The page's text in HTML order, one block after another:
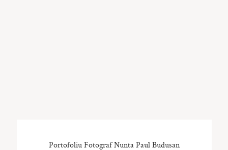
Portofoliu Fotograf Nunta Paul Budusan